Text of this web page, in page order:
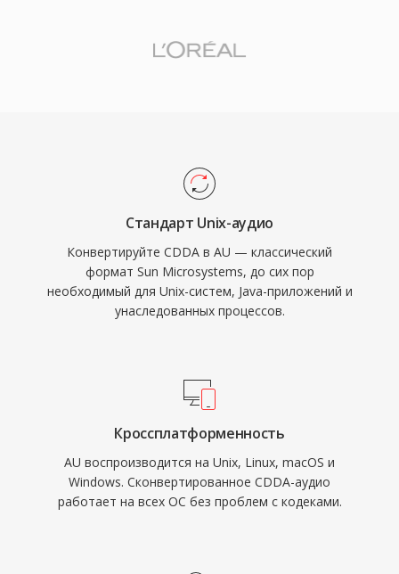
Стандарт Unix-аудио
Конвертируйте CDDA в AU — классический
формат Sun Microsystems, до сих пор
необходимый для Unix-систем, Java-приложений и
унаследованных процессов.
Кроссплатформенность
AU воспроизводится на Unix, Linux, macOS и
Windows. Сконвертированное CDDA-аудио
работает на всех ОС без проблем с кодеками.